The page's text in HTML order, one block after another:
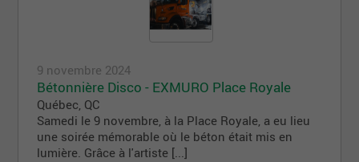
9 novembre 2024
Bétonnière Disco - EXMURO Place Royale
Québec, QC
Samedi le 9 novembre, à la Place Royale, a eu lieu
une soirée mémorable où le béton était mis en
lumière. Grâce à l'artiste [...]